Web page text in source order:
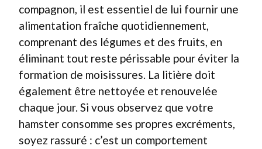
compagnon, il est essentiel de lui fournir une
alimentation fraîche quotidiennement,
comprenant des légumes et des fruits, en
éliminant tout reste périssable pour éviter la
formation de moisissures. La litière doit
également être nettoyée et renouvelée
chaque jour. Si vous observez que votre
hamster consomme ses propres excréments,
soyez rassuré : c’est un comportement